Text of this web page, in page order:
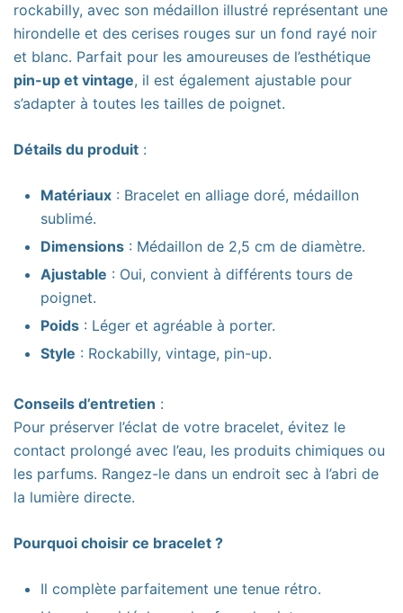
rockabilly, avec son médaillon illustré représentant une
hirondelle et des cerises rouges sur un fond rayé noir
et blanc. Parfait pour les amoureuses de l’esthétique
pin-up et vintage, il est également ajustable pour
s’adapter à toutes les tailles de poignet.
Détails du produit :
Matériaux : Bracelet en alliage doré, médaillon
sublimé.
Dimensions : Médaillon de 2,5 cm de diamètre.
Ajustable : Oui, convient à différents tours de
poignet.
Poids : Léger et agréable à porter.
Style : Rockabilly, vintage, pin-up.
Conseils d’entretien :
Pour préserver l’éclat de votre bracelet, évitez le
contact prolongé avec l’eau, les produits chimiques ou
les parfums. Rangez-le dans un endroit sec à l’abri de
la lumière directe.
Pourquoi choisir ce bracelet ?
Il complète parfaitement une tenue rétro.